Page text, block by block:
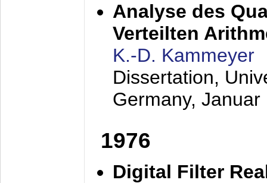
Analyse des
Verteilten
K.-D. Kammeyer
Dissertation,
Germany, Januar
1976
Digital Filter